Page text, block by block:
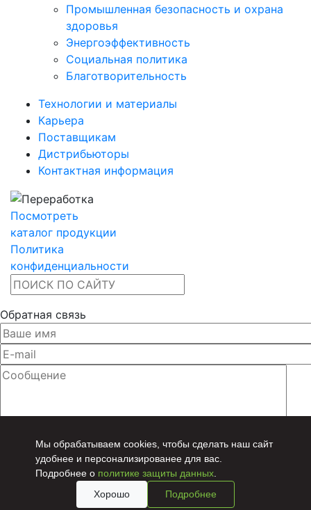
Мы обрабатываем cookies, чтобы сделать наш сайт
удобнее и персонализированее для вас.
Подробнее о политике защиты данных.
Хорошо
Подробнее
Промышленная безопасность и охрана
здоровья
Энергоэффективность
Социальная политика
Благотворительность
Технологии и материалы
Карьера
Поставщикам
Дистрибьюторы
Контактная информация
Посмотреть
каталог продукции
Политика
конфиденциальности
Обратная связь
Даю согласие наобработку персональных данных